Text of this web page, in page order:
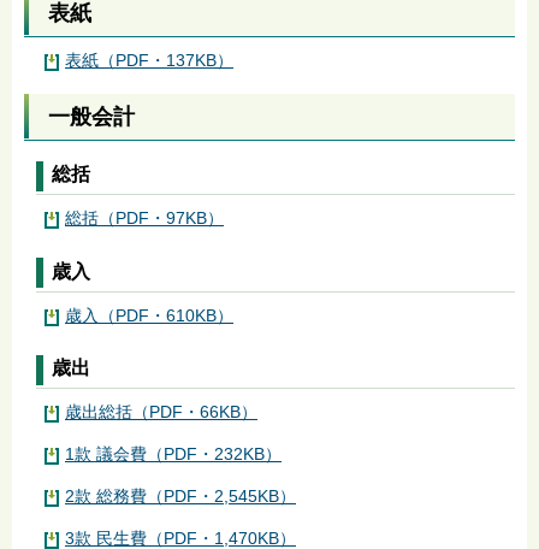
表紙
表紙（PDF・137KB）
一般会計
総括
総括（PDF・97KB）
歳入
歳入（PDF・610KB）
歳出
歳出総括（PDF・66KB）
1款 議会費（PDF・232KB）
2款 総務費（PDF・2,545KB）
3款 民生費（PDF・1,470KB）